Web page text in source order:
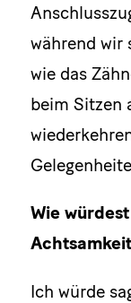
während wir
wie das
beim Sitzen
Wie
Ich würde